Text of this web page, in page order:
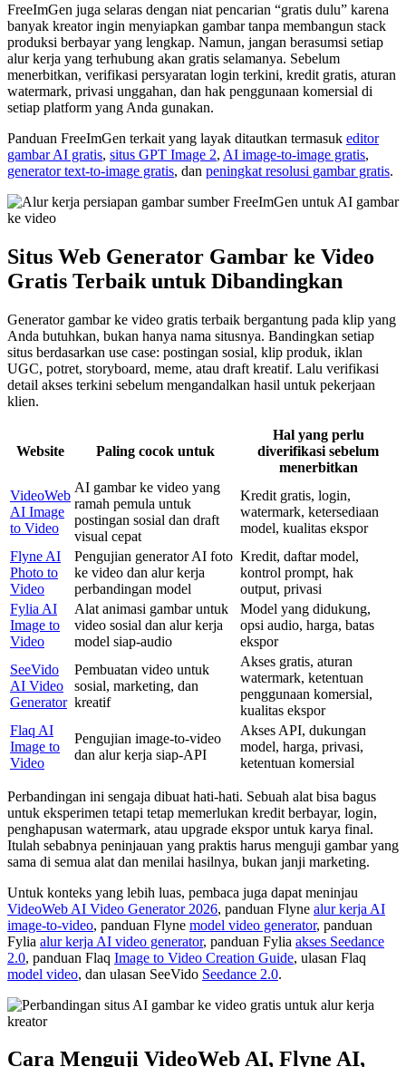
FreeImGen juga selaras dengan niat pencarian “gratis dulu” karena
banyak kreator ingin menyiapkan gambar tanpa membangun stack
produksi berbayar yang lengkap. Namun, jangan berasumsi setiap
alur kerja yang terhubung akan gratis selamanya. Sebelum
menerbitkan, verifikasi persyaratan login terkini, kredit gratis, aturan
watermark, privasi unggahan, dan hak penggunaan komersial di
setiap platform yang Anda gunakan.
Panduan FreeImGen terkait yang layak ditautkan termasuk editor
gambar AI gratis, situs GPT Image 2, AI image-to-image gratis,
generator text-to-image gratis, dan peningkat resolusi gambar gratis.
Situs Web Generator Gambar ke Video
Gratis Terbaik untuk Dibandingkan
Generator gambar ke video gratis terbaik bergantung pada klip yang
Anda butuhkan, bukan hanya nama situsnya. Bandingkan setiap
situs berdasarkan use case: postingan sosial, klip produk, iklan
UGC, potret, storyboard, meme, atau draft kreatif. Lalu verifikasi
detail akses terkini sebelum mengandalkan hasil untuk pekerjaan
klien.
Website Paling cocok untuk
Hal yang perlu
diverifikasi sebelum
menerbitkan
VideoWeb
AI Image
to Video
AI gambar ke video yang
ramah pemula untuk
postingan sosial dan draft
visual cepat
Kredit gratis, login,
watermark, ketersediaan
model, kualitas ekspor
Flyne AI
Photo to
Video
Pengujian generator AI foto
ke video dan alur kerja
perbandingan model
Kredit, daftar model,
kontrol prompt, hak
output, privasi
Fylia AI
Image to
Video
Alat animasi gambar untuk
video sosial dan alur kerja
model siap-audio
Model yang didukung,
opsi audio, harga, batas
ekspor
SeeVido
AI Video
Generator
Pembuatan video untuk
sosial, marketing, dan
kreatif
Akses gratis, aturan
watermark, ketentuan
penggunaan komersial,
kualitas ekspor
Flaq AI
Image to
Video
Pengujian image-to-video
dan alur kerja siap-API
Akses API, dukungan
model, harga, privasi,
ketentuan komersial
Perbandingan ini sengaja dibuat hati-hati. Sebuah alat bisa bagus
untuk eksperimen tetapi tetap memerlukan kredit berbayar, login,
penghapusan watermark, atau upgrade ekspor untuk karya final.
Itulah sebabnya peninjauan yang praktis harus menguji gambar yang
sama di semua alat dan menilai hasilnya, bukan janji marketing.
Untuk konteks yang lebih luas, pembaca juga dapat meninjau
VideoWeb AI Video Generator 2026, panduan Flyne alur kerja AI
image-to-video, panduan Flyne model video generator, panduan
Fylia alur kerja AI video generator, panduan Fylia akses Seedance
2.0, panduan Flaq Image to Video Creation Guide, ulasan Flaq
model video, dan ulasan SeeVido Seedance 2.0.
Cara Menguji VideoWeb AI, Flyne AI,